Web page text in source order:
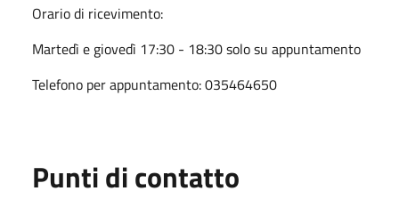
Orario di ricevimento:
Martedì e giovedì 17:30 - 18:30 solo su appuntamento
Telefono per appuntamento: 035464650
Punti di contatto